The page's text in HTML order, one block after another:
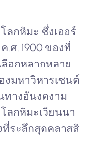
ลกหิมะ ซึ่งเออร์
ศ. 1900 ของที่
อกหลากหลาย
มหาวิหารเซนต์
างอันงดงาม
ลกหิมะเวียนนา
ที่ระลึกสุดคลาสสิ